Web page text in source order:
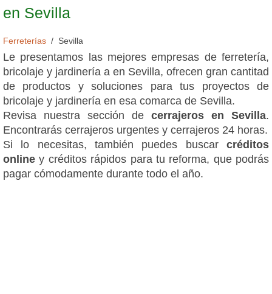
en Sevilla
Ferreterías Sevilla
Le presentamos las mejores empresas de ferretería,
bricolaje y jardinería a en Sevilla, ofrecen gran cantitad
de productos y soluciones para tus proyectos de
bricolaje y jardinería en esa comarca de Sevilla.
Revisa nuestra sección de cerrajeros en Sevilla.
Encontrarás cerrajeros urgentes y cerrajeros 24 horas.
Si lo necesitas, también puedes buscar créditos
onliney créditos rápidos para tu reforma, que podrás
pagar cómodamente durante todo el año.